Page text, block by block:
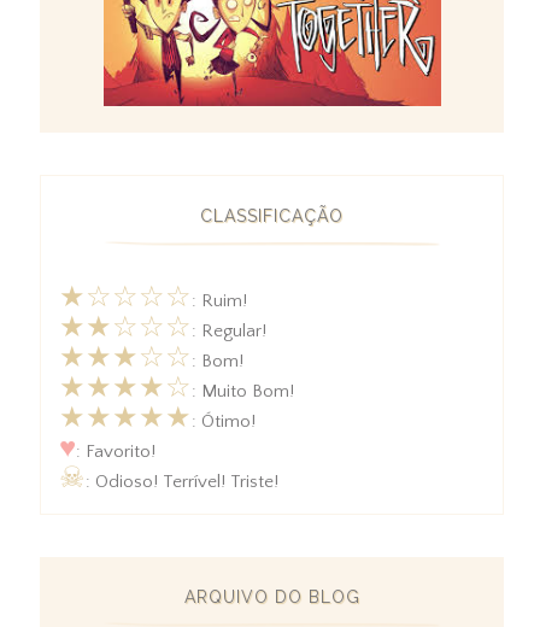
CLASSIFICAÇÃO
★☆☆☆☆: Ruim!
★★☆☆☆: Regular!
★★★☆☆: Bom!
★★★★☆: Muito Bom!
★★★★★: Ótimo!
♥: Favorito!
☠: Odioso! Terrível! Triste!
ARQUIVO DO BLOG